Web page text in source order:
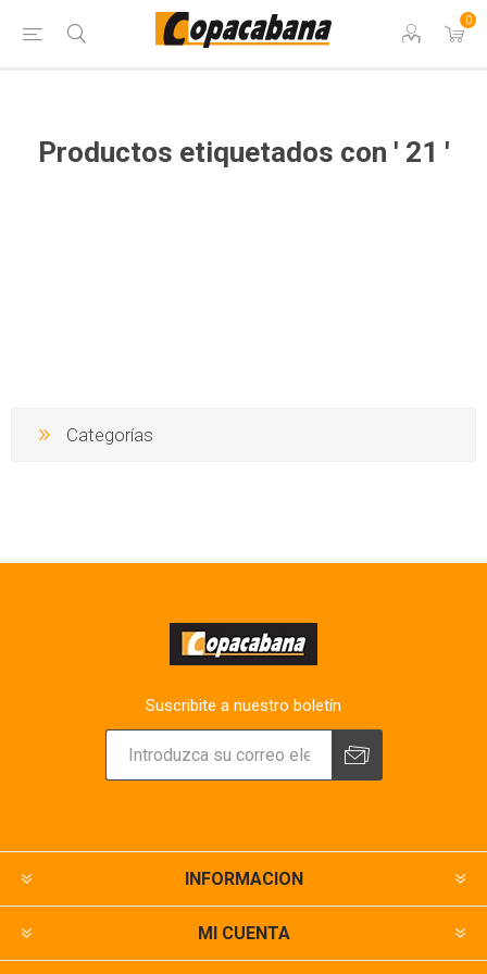
0
Productos etiquetados con ' 21 '
Categorías
Suscribite a nuestro boletín
INFORMACION
MI CUENTA